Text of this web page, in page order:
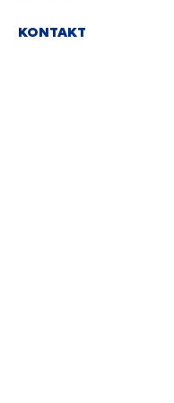
KONTAKT